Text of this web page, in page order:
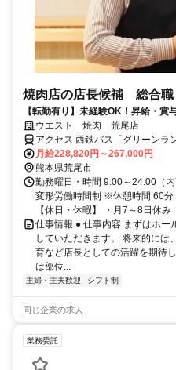
焼肉店の店長候補 総合職
【転勤有り】未経験OK！昇給・
はしっかり評価します◎
ウエスト 焼肉 荒尾店
アクセス 西鉄バス「グリーンラ
月給228,820円～267,000円
熊本県荒尾市
勤務曜日・時間 9:00～24:00（
変形労働時間制 ※休憩時間 60分
【休日・休暇】 ・月7～8日休み
仕事情報 ● 仕事内容 まずはホー
していただきます。 将来的には
育など店長としての活躍を期待
は部位...
主婦・主夫歓迎 シフト制
同じ企業の求人
業務委託